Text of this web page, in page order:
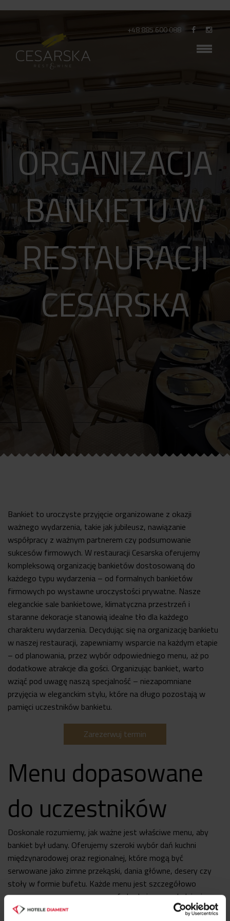
+48 885 600 088
ORGANIZACJA
BANKIETU W
RESTAURACJI
CESARSKA
Bankiet to uroczyste przyjęcie organizowane z okazji
ważnego wydarzenia, takie jak jubileusz, nawiązanie
współpracy z ważnym partnerem czy podsumowanie
sukcesów firmowych. W restauracji Cesarska oferujemy
kompleksową organizację bankietów dostosowaną do
każdego typu wydarzenia – od formalnych bankietów
firmowych po wystawne uroczystości prywatne. Nasze
eleganckie sale bankietowe, klimatyczna przestrzeń i
staranne dekoracje stanowią idealne tło dla każdego
charakteru wydarzenia. Decydując się na organizację bankietu
w naszej restauracji, zapewniamy wsparcie na każdym etapie
– od planowania, przez wybór odpowiedniego menu, aż po
dodatkowe atrakcje dla gości. Organizując bankiet, warto
wziąć pod uwagę naszą specjalność – niezapomniane
przyjęcia w eleganckim stylu, które na długo pozostają w
pamięci uczestników bankietu.
Zarezerwuj termin
Menu dopasowane
do uczestników
Doskonale rozumiemy, jak ważne jest właściwe menu, aby
bankiet był udany. Oferujemy szeroki wybór dań kuchni
międzynarodowej oraz regionalnej, które mogą być
serwowane jako zimne przekąski, dania główne, desery czy
stoły w formie bufetu. Każde menu jest szczegółowo
opracowane przez naszego szefa kuchni, z uwzględnieniem
indywidualnych potrzeb uczestników bankietu. Warto